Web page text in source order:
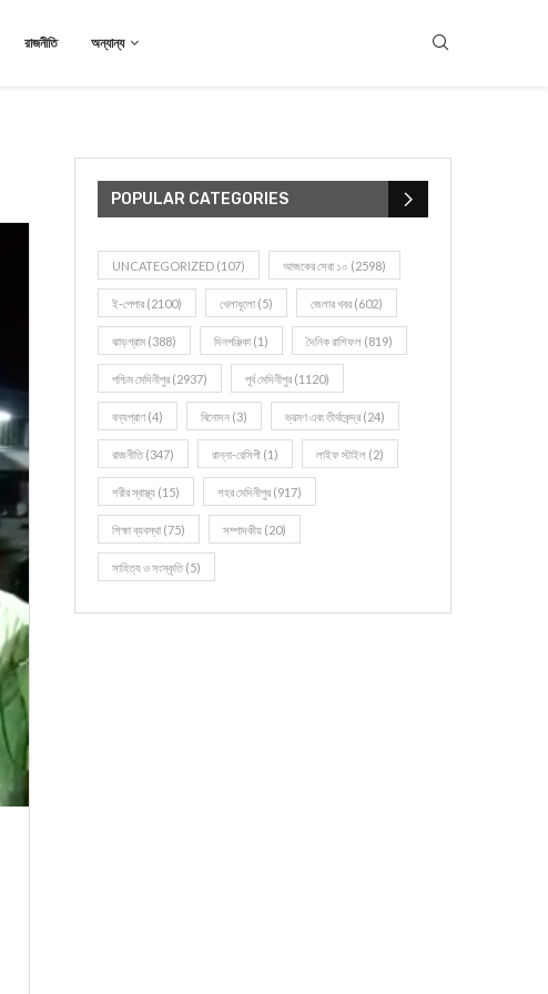
রাজনীতি অন্যান্য
POPULAR CATEGORIES
UNCATEGORIZED (107) আজকের সেরা ১০ (2598)
ই-পেপার (2100) খেলাধূলো (5) জেলার খবর (602)
ঝাড়গ্রাম (388) দিনপঞ্জিকা (1) দৈনিক রাশিফল (819)
পশ্চিম মেদিনীপুর (2937) পূর্ব মেদিনীপুর (1120)
বন্যপ্রাণ (4) বিনোদন (3) ভ্রমণ এবং তীর্থকেন্দ্র (24)
রাজনীতি(347) রান্না-রেসিপী (1) লাইফ স্টাইল (2)
শরীর স্বাস্থ্য (15) শহর মেদিনীপুর (917)
শিক্ষা ব্যবস্থা (75) সম্পাদকীয় (20)
সাহিত্য ও সংস্কৃতি(5)